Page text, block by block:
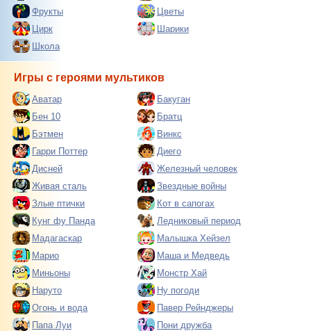
Фрукты
Цветы
Цирк
Шарики
Школа
Игры с героями мультиков
Аватар
Бакуган
Бен 10
Братц
Бэтмен
Винкс
Гарри Поттер
Диего
Дисней
Железный человек
Живая сталь
Звездные войны
Злые птички
Кот в сапогах
Кунг фу Панда
Ледниковый период
Мадагаскар
Малышка Хейзел
Марио
Маша и Медведь
Миньоны
Монстр Хай
Наруто
Ну погоди
Огонь и вода
Павер Рейнджеры
Папа Луи
Пони дружба